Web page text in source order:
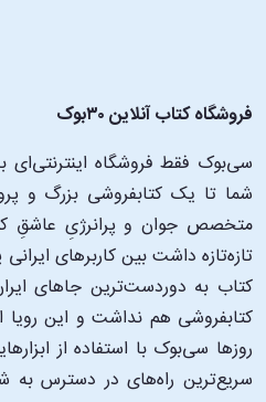
فروشگاه کتاب آنلاین ۳۰بوک
سی‌بوک فقط فروشگاه
متخصص جوان و پرانرژیِ عاشقِ
تازه‌تازه داشت بین کاربرهای
کتاب به دوردست‌ترین جاهای
کتابفروشی هم نداشت و این رویا
‌روزها سی‌بوک با استفاده از
سریع‌ترین راه‌های در دسترس به